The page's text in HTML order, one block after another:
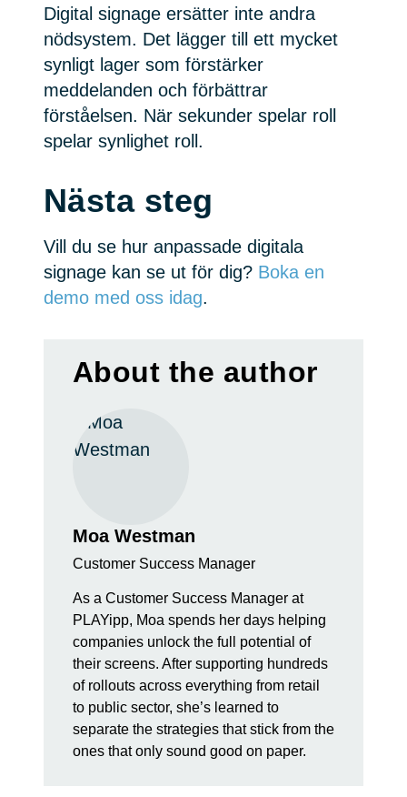
Digital signage ersätter inte andra
nödsystem. Det lägger till ett mycket
synligt lager som förstärker
meddelanden och förbättrar
förståelsen. När sekunder spelar roll
spelar synlighet roll.
Nästa steg
Vill du se hur anpassade digitala
signage kan se ut för dig? Boka en
demo med oss idag.
About the author
Moa Westman
Customer Success Manager
As a Customer Success Manager at
PLAYipp, Moa spends her days helping
companies unlock the full potential of
their screens. After supporting hundreds
of rollouts across everything from retail
to public sector, she’s learned to
separate the strategies that stick from the
ones that only sound good on paper.